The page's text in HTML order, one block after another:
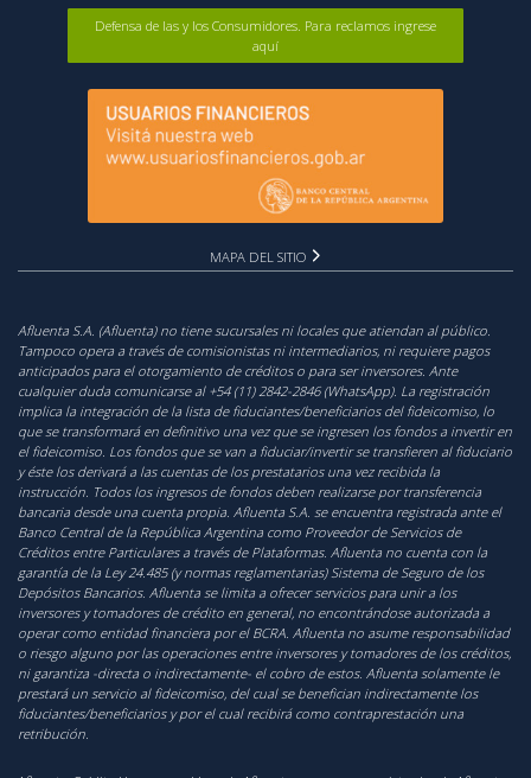
Defensa de las y los Consumidores. Para reclamos ingrese
aquí
MAPA DEL SITIO
Afluenta S.A. (Afluenta) no tiene sucursales ni locales que atiendan al público.
Tampoco opera a través de comisionistas ni intermediarios, ni requiere pagos
anticipados para el otorgamiento de créditos o para ser inversores. Ante
cualquier duda comunicarse al +54 (11) 2842-2846 (WhatsApp). La registración
implica la integración de la lista de fiduciantes/beneficiarios del fideicomiso, lo
que se transformará en definitivo una vez que se ingresen los fondos a invertir en
el fideicomiso. Los fondos que se van a fiduciar/invertir se transfieren al fiduciario
y éste los derivará a las cuentas de los prestatarios una vez recibida la
instrucción. Todos los ingresos de fondos deben realizarse por transferencia
bancaria desde una cuenta propia. Afluenta S.A. se encuentra registrada ante el
Banco Central de la República Argentina como Proveedor de Servicios de
Créditos entre Particulares a través de Plataformas. Afluenta no cuenta con la
garantía de la Ley 24.485 (y normas reglamentarias) Sistema de Seguro de los
Depósitos Bancarios. Afluenta se limita a ofrecer servicios para unir a los
inversores y tomadores de crédito en general, no encontrándose autorizada a
operar como entidad financiera por el BCRA. Afluenta no asume responsabilidad
o riesgo alguno por las operaciones entre inversores y tomadores de los créditos,
ni garantiza -directa o indirectamente- el cobro de estos. Afluenta solamente le
prestará un servicio al fideicomiso, del cual se benefician indirectamente los
fiduciantes/beneficiarios y por el cual recibirá como contraprestación una
retribución.